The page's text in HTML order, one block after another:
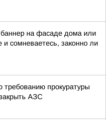
на фасаде дома или
сомневаетесь, законно ли
требованию прокуратуры
АЗС